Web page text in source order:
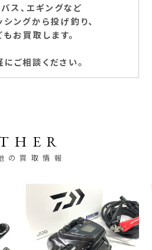
ス、エギングなど
ングから投げ釣り、
お買取します。
ご相談ください。
の買取情報